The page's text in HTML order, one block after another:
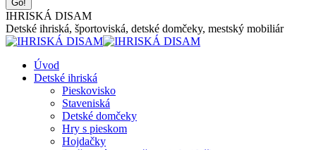
IHRISKÁ DISAM
Detské ihriská, športoviská, detské domčeky, mestský mobiliár
Úvod
Detské ihriská
Pieskovisko
Staveniská
Detské domčeky
Hry s pieskom
Hojdačky